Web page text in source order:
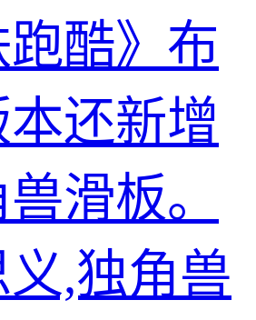
跑酷》布
还新增
滑板。
,独角兽